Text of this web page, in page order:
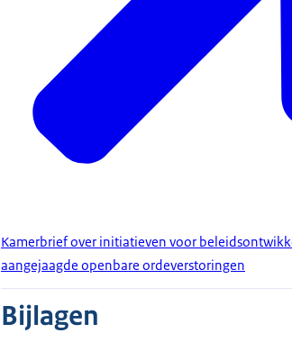
Kamerbrief over initiatieven voor
aangejaagde openbare ordeverstoringen
Bijlagen